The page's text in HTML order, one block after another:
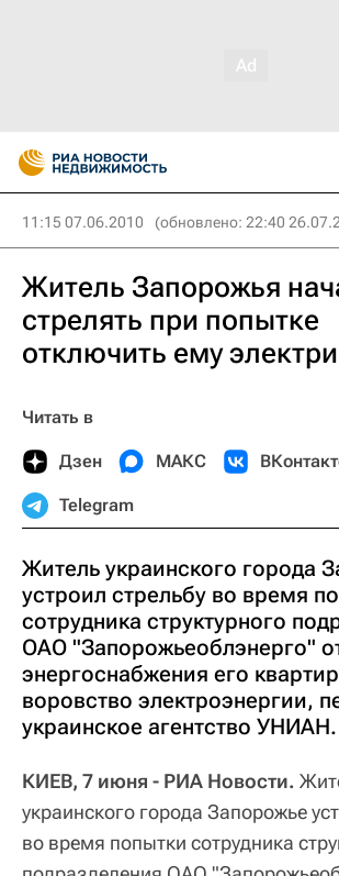
11:15 07.06.2010 (обновлено: 22:40
Житель Запорожья
стрелять при попытке
отключить ему
Читать в
Дзен МАКС
Telegram
Житель украинского города
устроил стрельбу во время
сотрудника структурного
ОАО "Запорожьеоблэнерго"
энергоснабжения его
воровство электроэнергии,
украинское агентство УНИАН.
КИЕВ, 7 июня - РИА Новости.
украинского города Запорожье
во время попытки сотрудника